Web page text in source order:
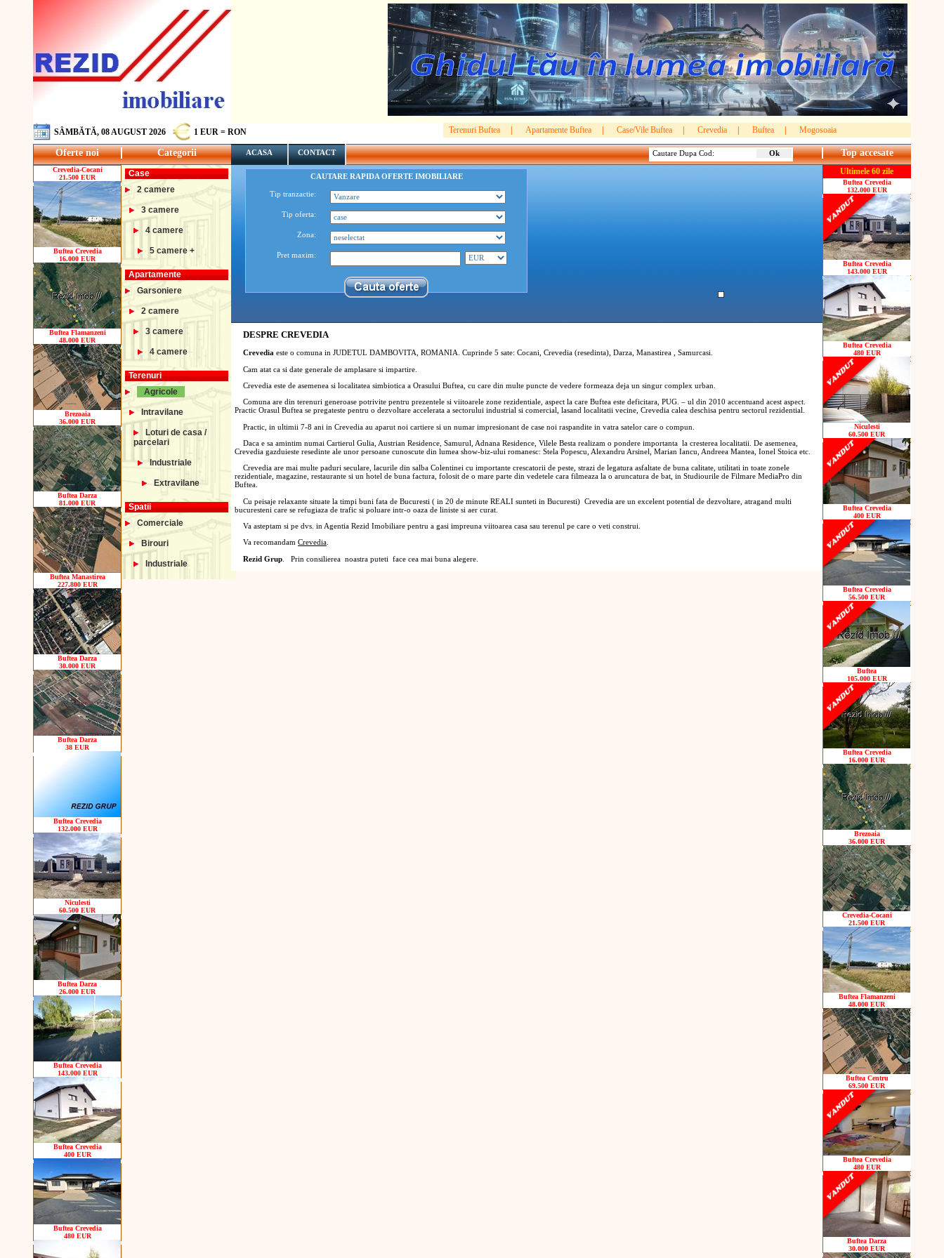
SÂMBĂTĂ, 08 AUGUST 2026 1 EUR = RON Terenuri Buftea Apartamente Buftea Case/Vile Buftea Crevedia Buftea Mogosoaia
Oferte noi Categorii ACASA CONTACT Cautare Dupa Cod: Top accesate
Crevedia-Cocani
21.500 EUR
Buftea Crevedia
16.000 EUR
Buftea Flamanzeni
48.000 EUR
Brezoaia
36.000 EUR
Buftea Darza
81.000 EUR
Buftea Manastirea
227.800 EUR
Buftea Darza
30.000 EUR
Buftea Darza
38 EUR
Buftea Crevedia
132.000 EUR
Niculesti
60.500 EUR
Buftea Darza
26.000 EUR
Buftea Crevedia
143.000 EUR
Buftea Crevedia
400 EUR
Buftea Crevedia
480 EUR
Case
2 camere
3 camere
4 camere
5 camere +
Apartamente
Garsoniere
2 camere
3 camere
4 camere
Terenuri
Agricole
Intravilane
Loturi de casa /
parcelari
Industriale
Extravilane
Spatii
Comerciale
Birouri
Industriale
CAUTARE RAPIDA OFERTE IMOBILIARE
Tip tranzactie:
Tip oferta:
Zona:
Pret maxim:
DESPRE CREVEDIA
Crevedia este o comuna in JUDETUL DAMBOVITA, ROMANIA. Cuprinde 5 sate: Cocani, Crevedia (resedinta), Darza, Manastirea , Samurcasi.
Cam atat ca si date generale de amplasare si impartire.
Crevedia este de asemenea si localitatea simbiotica a Orasului Buftea, cu care din multe puncte de vedere formeaza deja un singur complex urban.
Comuna are din terenuri generoase potrivite pentru prezentele si viitoarele zone rezidentiale, aspect la care Buftea este deficitara, PUG. – ul din 2010 accentuand acest aspect.
Practic Orasul Buftea se pregateste pentru o dezvoltare accelerata a sectorului industrial si comercial, lasand localitatii vecine, Crevedia calea deschisa pentru sectorul rezidential.
Practic, in ultimii 7-8 ani in Crevedia au aparut noi cartiere si un numar impresionant de case noi raspandite in vatra satelor care o compun.
Daca e sa amintim numai Cartierul Gulia, Austrian Residence, Samurul, Adnana Residence, Vilele Besta realizam o pondere importanta la cresterea localitatii. De asemenea,
Crevedia gazduieste resedinte ale unor persoane cunoscute din lumea show-biz-ului romanesc: Stela Popescu, Alexandru Arsinel, Marian Iancu, Andreea Mantea, Ionel Stoica etc.
Crevedia are mai multe paduri seculare, lacurile din salba Colentinei cu importante crescatorii de peste, strazi de legatura asfaltate de buna calitate, utilitati in toate zonele
rezidentiale, magazine, restaurante si un hotel de buna factura, folosit de o mare parte din vedetele cara filmeaza la o aruncatura de bat, in Studiourile de Filmare MediaPro din
Buftea.
Cu peisaje relaxante situate la timpi buni fata de Bucuresti ( in 20 de minute REALI sunteti in Bucuresti) Crevedia are un excelent potential de dezvoltare, atragand multi
bucuresteni care se refugiaza de trafic si poluare intr-o oaza de liniste si aer curat.
Va asteptam si pe dvs. in Agentia Rezid Imobiliare pentru a gasi impreuna viitoarea casa sau terenul pe care o veti construi.
Va recomandam Crevedia
Rezid Grup . Prin consilierea noastra puteti face cea mai buna alegere.
Ultimele 60 zile
Buftea Crevedia
132.000 EUR
Buftea Crevedia
143.000 EUR
Buftea Crevedia
480 EUR
Niculesti
60.500 EUR
Buftea Crevedia
400 EUR
Buftea Crevedia
56.500 EUR
Buftea
105.000 EUR
Buftea Crevedia
16.000 EUR
Brezoaia
36.000 EUR
Crevedia-Cocani
21.500 EUR
Buftea Flamanzeni
48.000 EUR
Buftea Centru
69.500 EUR
Buftea Crevedia
480 EUR
Buftea Darza
30.000 EUR